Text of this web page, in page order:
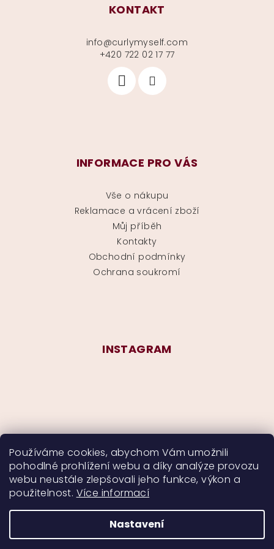
Používáme cookies, abychom Vám umožnili
pohodlné prohlížení webu a díky analýze provozu
webu neustále zlepšovali jeho funkce, výkon a
použitelnost. Více informací
Nastavení
KONTAKT
info@curlymyself.com
+420 722 02 17 77
INFORMACE PRO VÁS
Vše o nákupu
Reklamace a vrácení zboží
Můj příběh
Kontakty
Obchodní podmínky
Ochrana soukromí
INSTAGRAM
Sledovat na Instagramu